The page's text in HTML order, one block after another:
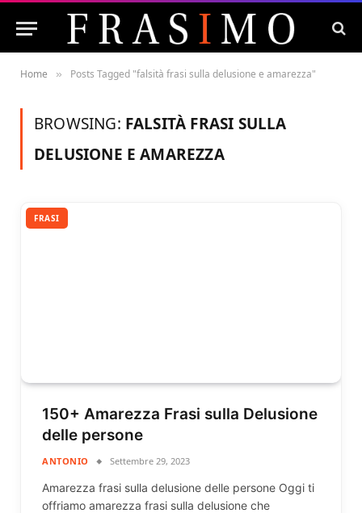
Home » Posts Tagged "falsità frasi sulla delusione e amarezza"
BROWSING: FALSITÀ FRASI SULLA
DELUSIONE E AMAREZZA
FRASI
150+ Amarezza Frasi sulla Delusione
delle persone
ANTONIO Settembre 29, 2023
Amarezza frasi sulla delusione delle persone Oggi ti
offriamo amarezza frasi sulla delusione che